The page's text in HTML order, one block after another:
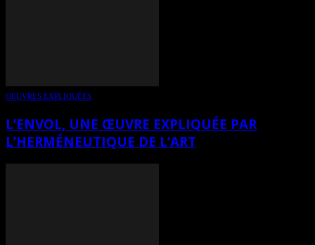
OEUVRES EXPLIQUÉES
L’ENVOL, UNE ŒUVRE EXPLIQUÉE PAR
L’HERMÉNEUTIQUE DE L’ART